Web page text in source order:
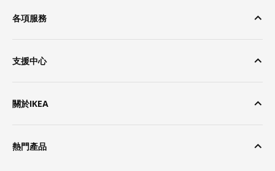
各項服務
支援中心
關於IKEA
熱門產品